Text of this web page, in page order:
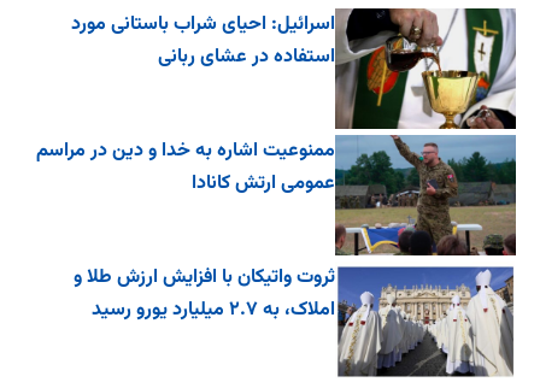
اسرائیل: احیای شراب باستانی مورد
استفاده در عشای ربانی
ممنوعیت اشاره به خدا و دین در مراسم
عمومی ارتش کانادا
ثروت واتیکان با افزایش ارزش طلا و
املاک، به ۲.۷ میلیارد یورو رسید